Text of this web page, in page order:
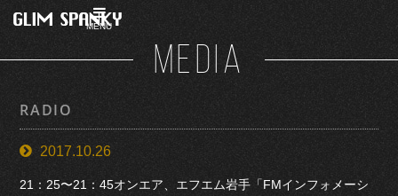
MENU
MEDIA
RADIO
2017.10.26
21：25〜21：45オンエア、エフエム岩手「FMインフォメーシ